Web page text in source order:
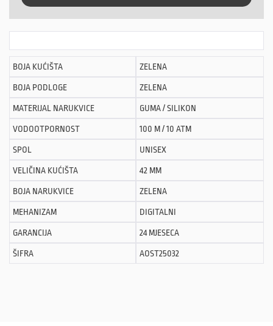
BOJA KUĆIŠTA ZELENA
BOJA PODLOGE ZELENA
MATERIJAL NARUKVICE GUMA / SILIKON
VODOOTPORNOST 100 M / 10 ATM
SPOL UNISEX
VELIČINA KUĆIŠTA 42 MM
BOJA NARUKVICE ZELENA
MEHANIZAM DIGITALNI
GARANCIJA 24 MJESECA
ŠIFRA AOST25032